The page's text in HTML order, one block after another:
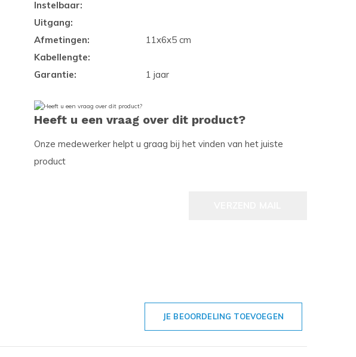
Instelbaar:
Uitgang:
Afmetingen:
11x6x5 cm
Kabellengte:
Garantie:
1 jaar
Heeft u een vraag over dit product?
Onze medewerker helpt u graag bij het vinden van het juiste
product
JE BEOORDELING TOEVOEGEN